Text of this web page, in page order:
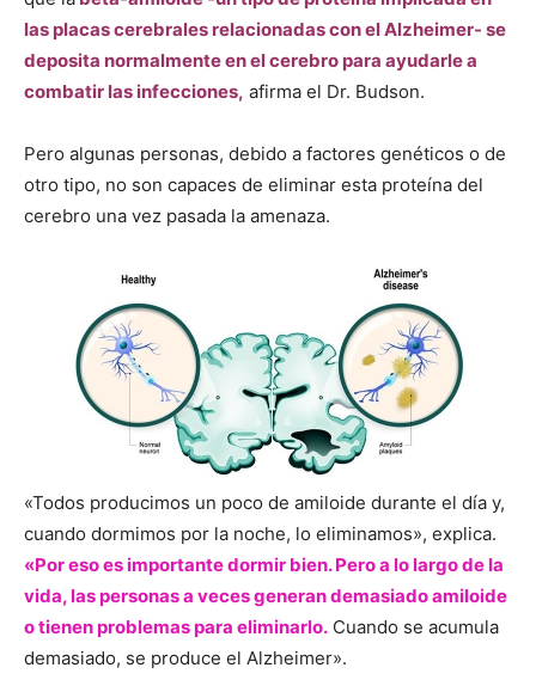
las placas cerebrales relacionadas con el Alzheimer- se
deposita normalmente en el cerebro para ayudarle a
combatir las infecciones, afirma el Dr. Budson.
Pero algunas personas, debido a factores genéticos o de
otro tipo, no son capaces de eliminar esta proteína del
cerebro una vez pasada la amenaza.
«Todos producimos un poco de amiloide durante el día y,
cuando dormimos por la noche, lo eliminamos», explica.
«Por eso es importante dormir bien. Pero a lo largo de la
vida, las personas a veces generan demasiado amiloide
o tienen problemas para eliminarlo. Cuando se acumula
demasiado, se produce el Alzheimer».